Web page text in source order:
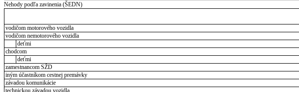
Nehody podľa zavinenia (ŠEDN)
vodičom motorového vozidla
vodičom nemotorového vozidla
deťmi
chodcom
deťmi
zamestnancom SŽD
iným účastníkom cestnej premávky
závadou komunikácie